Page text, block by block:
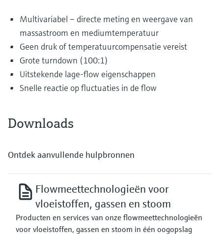
Multivariabel – directe meting en weergave van
massastroom en mediumtemperatuur
Geen druk of temperatuurcompensatie vereist
Grote turndown (100:1)
Uitstekende lage-flow eigenschappen
Snelle reactie op fluctuaties in de flow
Downloads
Ontdek aanvullende hulpbronnen
Flowmeettechnologieën voor
vloeistoffen, gassen en stoom
Producten en services van onze flowmeettechnologieën
voor vloeistoffen, gassen en stoom in één oogopslag